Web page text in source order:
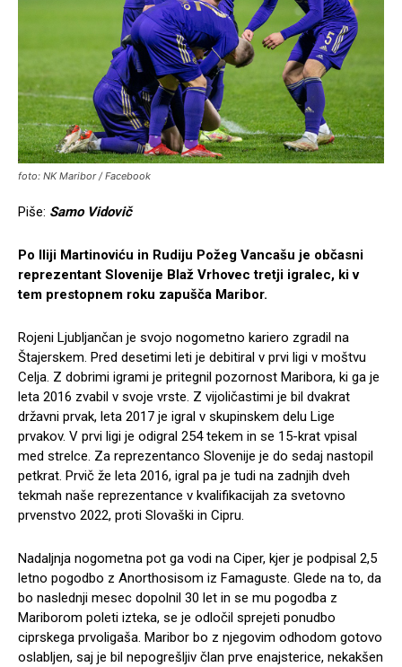
foto: NK Maribor / Facebook
Piše: Samo Vidovič
Po Iliji Martinoviću in Rudiju Požeg Vancašu je občasni
reprezentant Slovenije Blaž Vrhovec tretji igralec, ki v
tem prestopnem roku zapušča Maribor.
Rojeni Ljubljančan je svojo nogometno kariero zgradil na
Štajerskem. Pred desetimi leti je debitiral v prvi ligi v moštvu
Celja. Z dobrimi igrami je pritegnil pozornost Maribora, ki ga je
leta 2016 zvabil v svoje vrste. Z vijoličastimi je bil dvakrat
državni prvak, leta 2017 je igral v skupinskem delu Lige
prvakov. V prvi ligi je odigral 254 tekem in se 15-krat vpisal
med strelce. Za reprezentanco Slovenije je do sedaj nastopil
petkrat. Prvič že leta 2016, igral pa je tudi na zadnjih dveh
tekmah naše reprezentance v kvalifikacijah za svetovno
prvenstvo 2022, proti Slovaški in Cipru.
Nadaljnja nogometna pot ga vodi na Ciper, kjer je podpisal 2,5
letno pogodbo z Anorthosisom iz Famaguste. Glede na to, da
bo naslednji mesec dopolnil 30 let in se mu pogodba z
Mariborom poleti izteka, se je odločil sprejeti ponudbo
ciprskega prvoligaša. Maribor bo z njegovim odhodom gotovo
oslabljen, saj je bil nepogrešljiv član prve enajsterice, nekakšen